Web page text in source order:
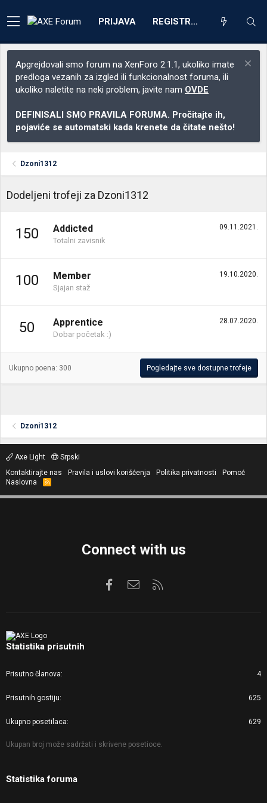
PRIJAVA REGISTRACIJA
Apgrejdovali smo forum na XenForo 2.1.1, ukoliko imate
predloga vezanih za izgled ili funkcionalnost foruma, ili
ukoliko naletite na neki problem, javite nam OVDE
DEFINISALI SMO PRAVILA FORUMA. Pročitajte ih,
pojaviće se automatski kada krenete da čitate nešto!
Dzoni1312
Dodeljeni trofeji za Dzoni1312
150 09.11.2021.
Addicted
Totalni zavisnik
100 19.10.2020.
Member
Sjajan staž
50 28.07.2020.
Apprentice
Dobar početak :)
Ukupno poena: 300 Pogledajte sve dostupne trofeje
Dzoni1312
Axe Light
Srpski
Kontaktirajte nas
Pravila i uslovi korišćenja Politika privatnosti
Pomoć
Naslovna
R
S
Connect with us
FacebookKontaktirajte nas
Statistika prisutnih
Prisutno članova 4
Prisutnih gostiju 625
Ukupno posetilaca 629
Ukupan broj može sadržati i skrivene posetioce.
Statistika foruma